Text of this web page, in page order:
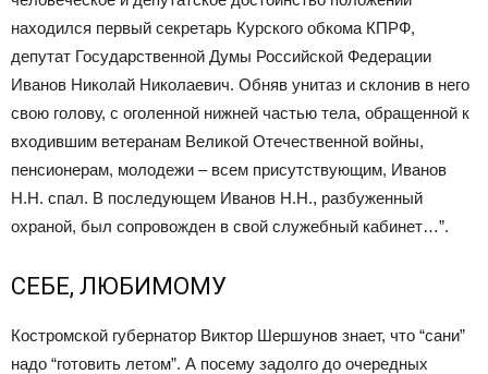
находился первый секретарь Курского обкома КПРФ,
депутат Государственной Думы Российской Федерации
Иванов Николай Николаевич. Обняв унитаз и склонив в него
свою голову, с оголенной нижней частью тела, обращенной к
входившим ветеранам Великой Отечественной войны,
пенсионерам, молодежи – всем присутствующим, Иванов
Н.Н. спал. В последующем Иванов Н.Н., разбуженный
охраной, был сопровожден в свой служебный кабинет…”.
СЕБЕ, ЛЮБИМОМУ
Костромской губернатор Виктор Шершунов знает, что “сани”
надо “готовить летом”. А посему задолго до очередных